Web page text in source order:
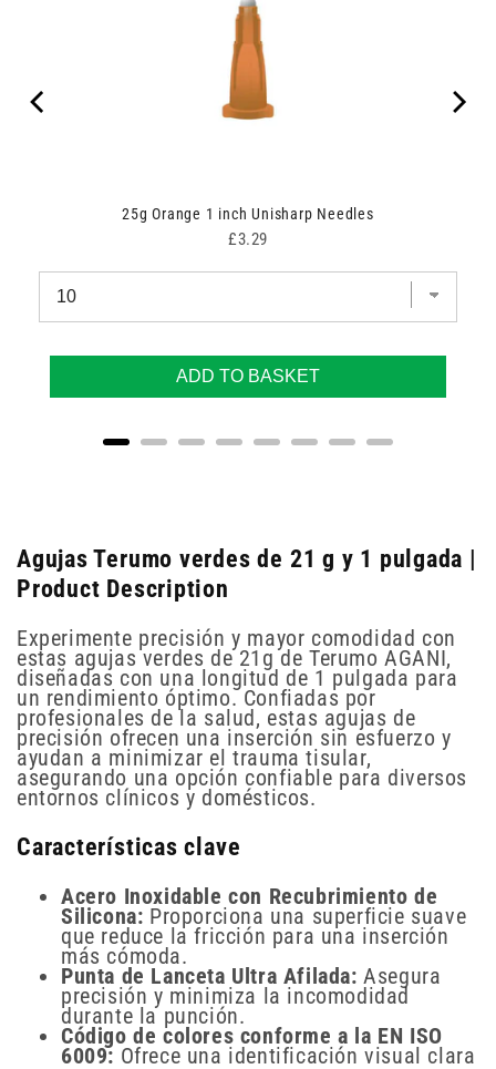
25g Orange 1 inch Unisharp Needles
Price
£3.29
ADD TO BASKET
Agujas Terumo verdes de 21 g y 1 pulgada |
Product Description
Experimente precisión y mayor comodidad con
estas agujas verdes de 21g de Terumo AGANI,
diseñadas con una longitud de 1 pulgada para
un rendimiento óptimo. Confiadas por
profesionales de la salud, estas agujas de
precisión ofrecen una inserción sin esfuerzo y
ayudan a minimizar el trauma tisular,
asegurando una opción confiable para diversos
entornos clínicos y domésticos.
Características clave
Acero Inoxidable con Recubrimiento de
Silicona: Proporciona una superficie suave
que reduce la fricción para una inserción
más cómoda.
Punta de Lanceta Ultra Afilada: Asegura
precisión y minimiza la incomodidad
durante la punción.
Código de colores conforme a la EN ISO
6009: Ofrece una identificación visual clara